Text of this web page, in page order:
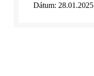
Dátum: 28.01.2025